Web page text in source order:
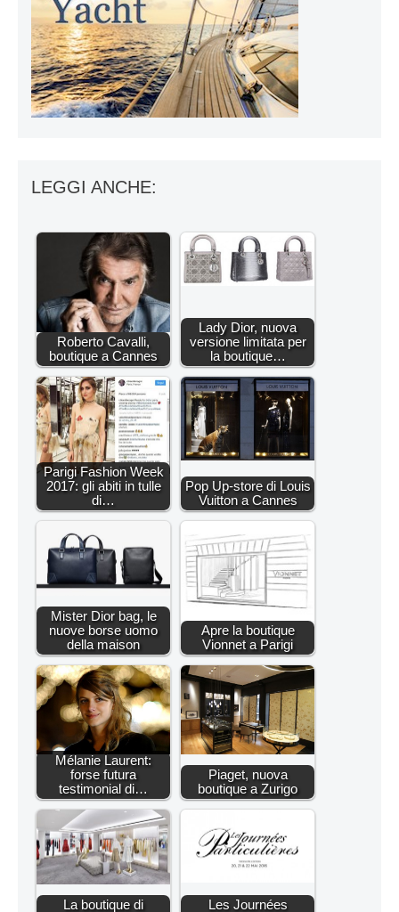
LEGGI ANCHE:
Roberto Cavalli,
boutique a Cannes
Lady Dior, nuova
versione limitata per
la boutique…
Parigi Fashion Week
2017: gli abiti in tulle
di…
Pop Up-store di Louis
Vuitton a Cannes
Mister Dior bag, le
nuove borse uomo
della maison
Apre la boutique
Vionnet a Parigi
Mélanie Laurent:
forse futura
testimonial di…
Piaget, nuova
boutique a Zurigo
La boutique di
Les Journées